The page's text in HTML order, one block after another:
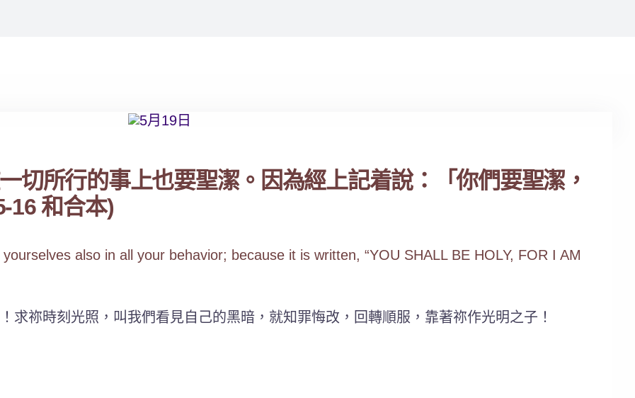
切所行的事上也要聖潔。因為經上記着說：「你們要聖潔，
16 和合本)
also in all your behavior; because it is written, “YOU SHALL BE HOLY, FOR I AM
求祢時刻光照，叫我們看見自己的黑暗，就知罪悔改，回轉順服，靠著祢作光明之子！